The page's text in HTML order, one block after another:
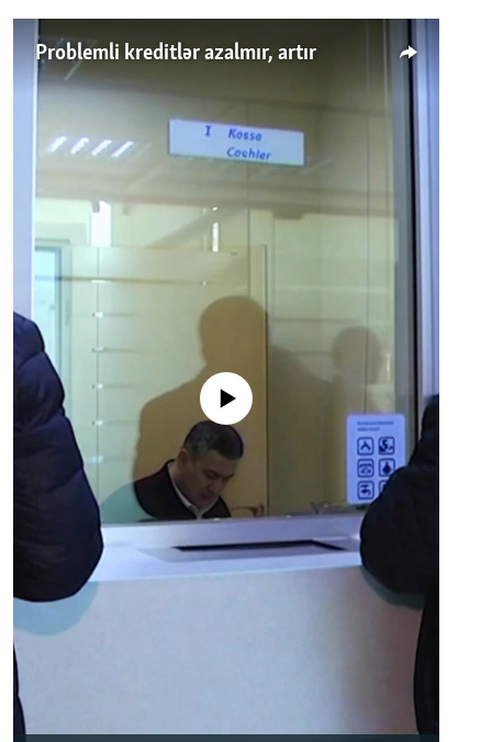
Problemli kreditlər azalmır, artır
No media source currently available